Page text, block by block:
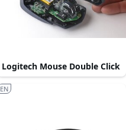
Logitech Mouse Double Click
EN